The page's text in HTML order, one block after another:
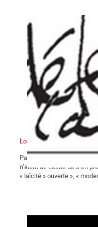
Loi de 1905 de séparation
Pas un jour ne se passe
n’aient de cesse de s’en
« laïcité » ouverte », «